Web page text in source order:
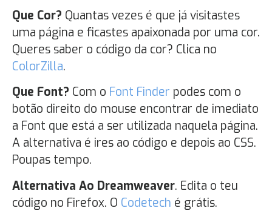
Que Cor? Quantas vezes é que já visitastes
uma página e ficastes apaixonada por uma cor.
Queres saber o código da cor? Clica no
ColorZilla.
Que Font? Com o Font Finder podes com o
botão direito do mouse encontrar de imediato
a Font que está a ser utilizada naquela página.
A alternativa é ires ao código e depois ao CSS.
Poupas tempo.
Alternativa Ao Dreamweaver. Edita o teu
código no Firefox. O Codetech é grátis.